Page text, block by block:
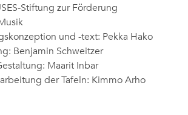
Stiftung zur Förderung
und -text: Pekka Hako
Benjamin Schweitzer
Maarit Inbar
der Tafeln: Kimmo Arho